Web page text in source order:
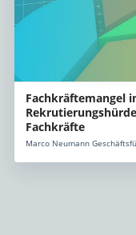
Fachkräftemangel
Fachkräfte
Marco Neumann